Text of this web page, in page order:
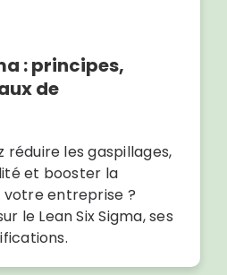
: principes,
de
réduire les gaspillages,
et booster la
entreprise ?
le Lean Six Sigma, ses